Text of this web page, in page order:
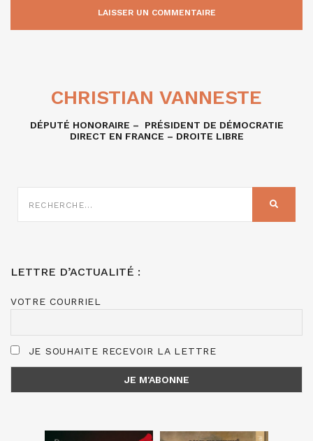
CHRISTIAN VANNESTE
DÉPUTÉ HONORAIRE – PRÉSIDENT DE DÉMOCRATIE
DIRECT EN FRANCE – DROITE LIBRE
RECHERCHE
SUR
LETTRE D’ACTUALITÉ :
VOTRE COURRIEL
JE SOUHAITE RECEVOIR LA LETTRE